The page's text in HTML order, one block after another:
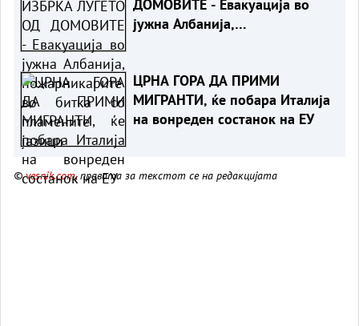
ДОМОВИТЕ - Евакуација во
јужна Албанија,
ЦРНА ГОРА ДА ПРИМИ
МИГРАНТИ, ќе побара Италија
на вонреден состанок на ЕУ
©vesnik.com, правата за текстот се на редакцијата